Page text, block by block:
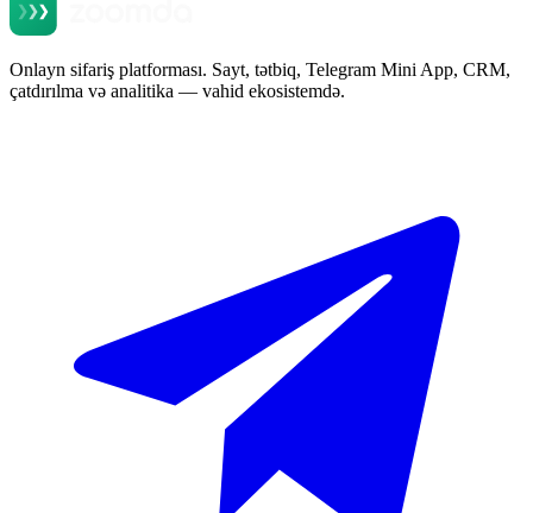
Onlayn sifariş platforması. Sayt, tətbiq, Telegram Mini App, CRM,
çatdırılma və analitika — vahid ekosistemdə.